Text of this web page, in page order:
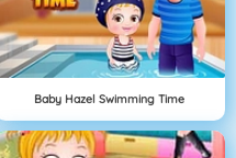
Baby Hazel Swimming Time